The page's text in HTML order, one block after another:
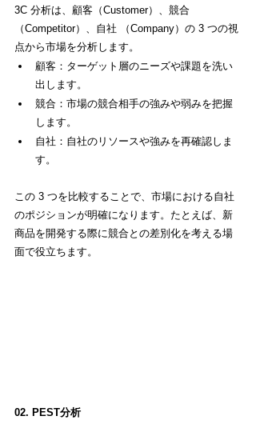
3C 分析は、顧客（Customer）、競合
（Competitor）、自社 （Company）の 3 つの視
点から市場を分析します。
顧客：ターゲット層のニーズや課題を洗い
出します。
競合：市場の競合相手の強みや弱みを把握
します。
自社：自社のリソースや強みを再確認しま
す。
この 3 つを比較することで、市場における自社
のポジションが明確になります。たとえば、新
商品を開発する際に競合との差別化を考える場
面で役立ちます。
02. PEST分析